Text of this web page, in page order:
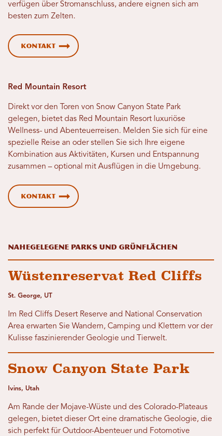
verfügen über Stromanschluss, andere eignen sich am
besten zum Zelten.
Kontakt
Red Mountain Resort
Direkt vor den Toren von Snow Canyon State Park
gelegen, bietet das Red Mountain Resort luxuriöse
Wellness- und Abenteuerreisen. Melden Sie sich für eine
spezielle Reise an oder stellen Sie sich Ihre eigene
Kombination aus Aktivitäten, Kursen und Entspannung
zusammen – optional mit Ausflügen in die Umgebung.
Kontakt
Nahegelegene Parks und Grünflächen
Wüstenreservat Red Cliffs
St. George, UT
Im Red Cliffs Desert Reserve and National Conservation
Area erwarten Sie Wandern, Camping und Klettern vor der
Kulisse faszinierender Geologie und Tierwelt.
Snow Canyon State Park
Ivins, Utah
Am Rande der Mojave-Wüste und des Colorado-Plateaus
gelegen, bietet dieser Ort eine dramatische Geologie, die
sich perfekt für Outdoor-Abenteuer und Fotomotive